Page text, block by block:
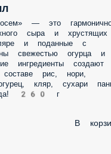
— это
сыра и хрустящих
и поданные с
свежестью огурца и
ингредиенты создают
рис, нори,
кляр, сухари
260 г
В